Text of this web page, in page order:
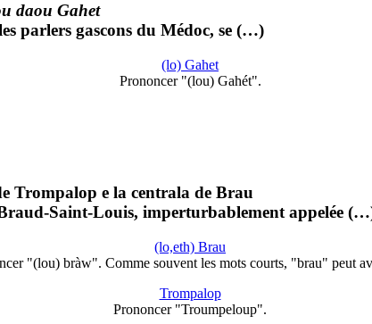
daou Gahet
parlers gascons du Médoc, se (…)
(lo) Gahet
Prononcer "(lou) Gahét".
Trompalop e la centrala de Brau
Saint-Louis, imperturbablement appelée
(lo,eth) Brau
"(lou) bràw". Comme souvent les mots courts, "brau" peut
Trompalop
Prononcer "Troumpeloup".